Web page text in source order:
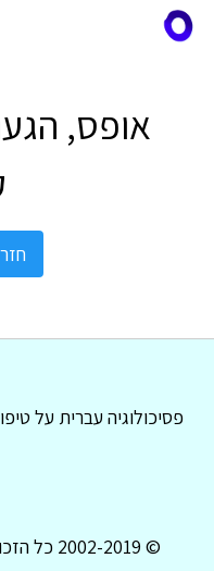
אופס,
פסיכולוגיה עברית על
© 2002-2019 כל הזכויות שמורות לפסיכולוגיה עברית